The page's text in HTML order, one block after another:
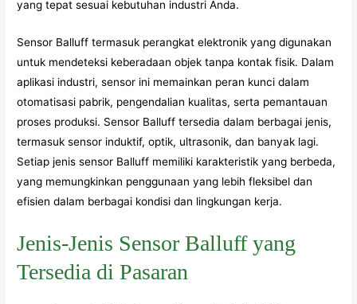
yang tepat sesuai kebutuhan industri Anda.
Sensor Balluff termasuk perangkat elektronik yang digunakan
untuk mendeteksi keberadaan objek tanpa kontak fisik. Dalam
aplikasi industri, sensor ini memainkan peran kunci dalam
otomatisasi pabrik, pengendalian kualitas, serta pemantauan
proses produksi. Sensor Balluff tersedia dalam berbagai jenis,
termasuk sensor induktif, optik, ultrasonik, dan banyak lagi.
Setiap jenis sensor Balluff memiliki karakteristik yang berbeda,
yang memungkinkan penggunaan yang lebih fleksibel dan
efisien dalam berbagai kondisi dan lingkungan kerja.
Jenis-Jenis Sensor Balluff yang
Tersedia di Pasaran